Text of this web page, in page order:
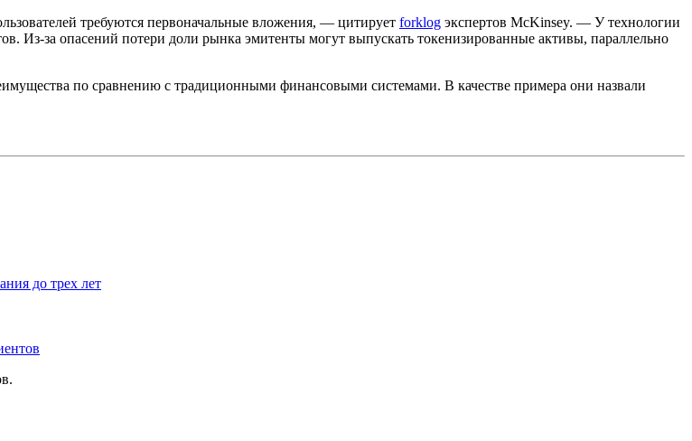
требуются первоначальные вложения, — цитирует forklog экспертов McKinsey. — У технологии
Из-за опасений потери доли рынка эмитенты могут выпускать токенизированные активы, параллельно
по сравнению с традиционными финансовыми системами. В качестве примера они назвали
до трех лет